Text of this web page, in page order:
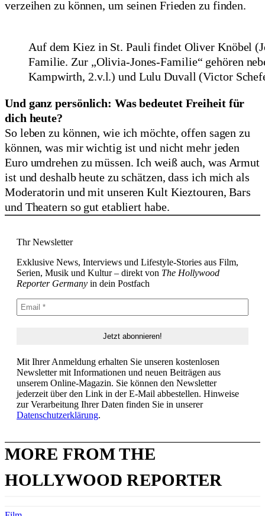
verzeihen zu können, um seinen Frieden zu finden.
Auf dem Kiez in St. Pauli findet Oliver Knöbel
Familie. Zur „Olivia-Jones-Familie“ gehören
Kampwirth, 2.v.l.) und Lulu Duvall (Victor
Und ganz persönlich: Was bedeutet Freiheit für
dich heute?
So leben zu können, wie ich möchte, offen sagen zu
können, was mir wichtig ist und nicht mehr jeden
Euro umdrehen zu müssen. Ich weiß auch, was Armut
ist und deshalb heute zu schätzen, dass ich mich als
Moderatorin und mit unseren Kult Kieztouren, Bars
und Theatern so gut etabliert habe.
Thr Newsletter
Exklusive News, Interviews und Lifestyle-Stories aus Film,
Serien, Musik und Kultur – direkt von The Hollywood
Reporter Germany in dein Postfach
Mit Ihrer Anmeldung erhalten Sie unseren kostenlosen
Newsletter mit Informationen und neuen Beiträgen aus
unserem Online-Magazin. Sie können den Newsletter
jederzeit über den Link in der E-Mail abbestellen. Hinweise
zur Verarbeitung Ihrer Daten finden Sie in unserer
Datenschutzerklärung.
MORE FROM THE
HOLLYWOOD REPORTER